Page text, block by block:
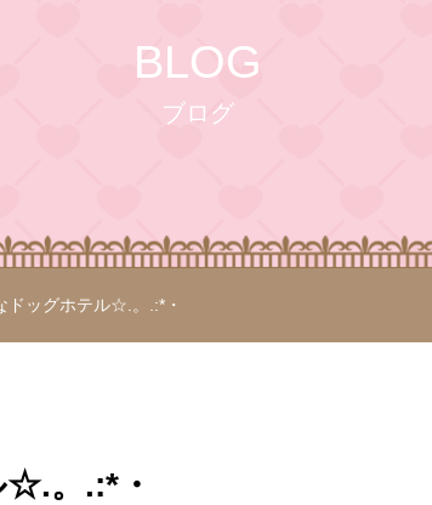
BLOG
ブログ
ドッグホテル☆.。.:*・
。.:*・